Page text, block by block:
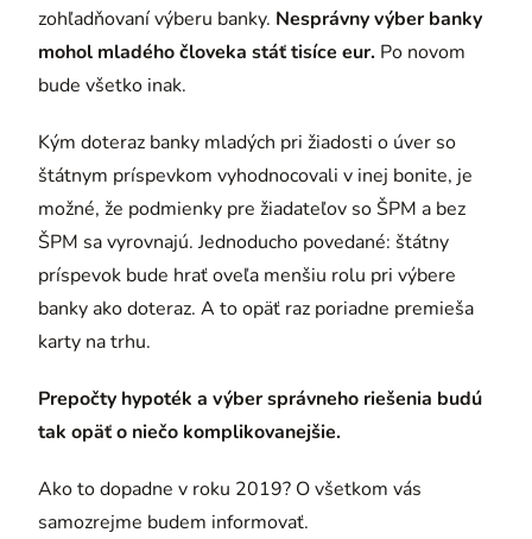
zohľadňovaní výberu banky. Nesprávny výber banky
mohol mladého človeka stáť tisíce eur. Po novom
bude všetko inak.
Kým doteraz banky mladých pri žiadosti o úver so
štátnym príspevkom vyhodnocovali v inej bonite, je
možné, že podmienky pre žiadateľov so ŠPM a bez
ŠPM sa vyrovnajú. Jednoducho povedané: štátny
príspevok bude hrať oveľa menšiu rolu pri výbere
banky ako doteraz. A to opäť raz poriadne premieša
karty na trhu.
Prepočty hypoték a výber správneho riešenia budú
tak opäť o niečo komplikovanejšie.
Ako to dopadne v roku 2019? O všetkom vás
samozrejme budem informovať.